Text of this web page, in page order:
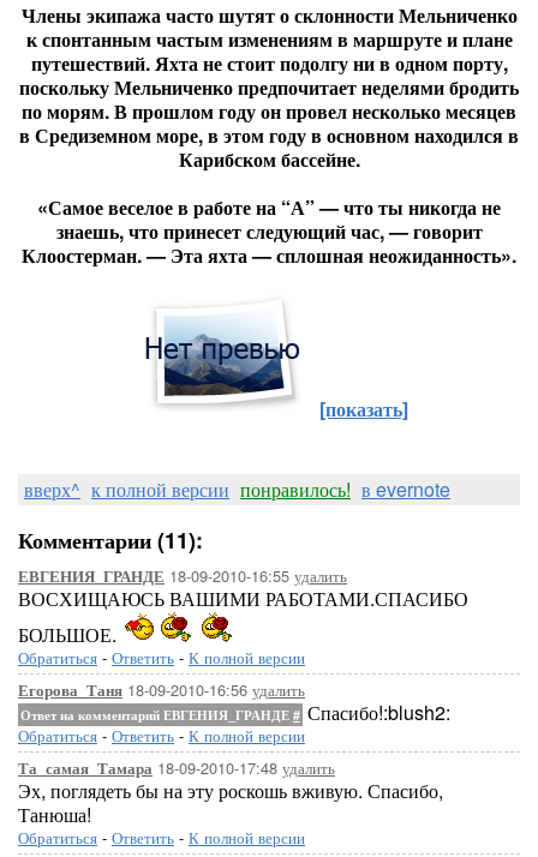
Члены экипажа часто шутят о склонности Мельниченко
к спонтанным частым изменениям в маршруте и плане
путешествий. Яхта не стоит подолгу ни в одном порту,
поскольку Мельниченко предпочитает неделями бродить
по морям. В прошлом году он провел несколько месяцев
в Средиземном море, в этом году в основном находился в
Карибском бассейне.
«Самое веселое в работе на “А” — что ты никогда не
знаешь, что принесет следующий час, — говорит
Клоостерман. — Эта яхта — сплошная неожиданность».
[показать]
вверх^ к полной версии понравилось! в evernote
Комментарии (11):
ЕВГЕНИЯ_ГРАНДЕ 18-09-2010-16:55 удалить
ВОСХИЩАЮСЬ ВАШИМИ РАБОТАМИ.СПАСИБО
БОЛЬШОЕ.
Обратиться - Ответить - К полной версии
Егорова_Таня 18-09-2010-16:56 удалить
Ответ на комментарий ЕВГЕНИЯ_ГРАНДЕ # Спасибо!:blush2:
Обратиться - Ответить - К полной версии
Та_самая_Тамара 18-09-2010-17:48 удалить
Эх, поглядеть бы на эту роскошь вживую. Спасибо,
Танюша!
Обратиться - Ответить - К полной версии